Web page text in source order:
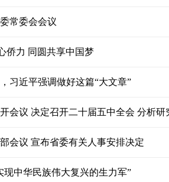
常委会会议
侨力 同圆共享中国梦
习近平强调做好这篇“大文章”
会议 宣布省委有关人事安排决定
现中华民族伟大复兴的生力军”